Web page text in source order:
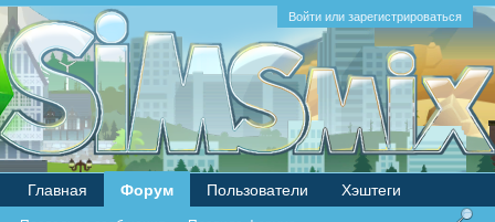
Войти или зарегистрироваться
Главная Форум Пользователи Хэштеги